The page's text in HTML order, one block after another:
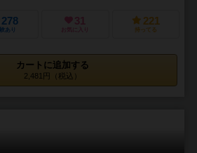
278
あり
31
お気に入り
221
持ってる
カートに追加する
2,481円（税込）